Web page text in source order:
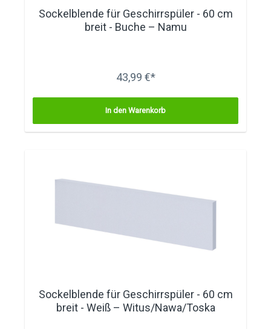
Sockelblende für Geschirrspüler - 60 cm
breit - Buche – Namu
43,99 €*
In den Warenkorb
Sockelblende für Geschirrspüler - 60 cm
breit - Weiß – Witus/Nawa/Toska